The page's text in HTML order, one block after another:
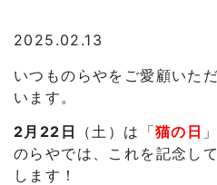
2025.02.13
いつものらやをご愛顧いた
います。
2月22日
（土）は「猫の日
のらやでは、これを記念し
します！